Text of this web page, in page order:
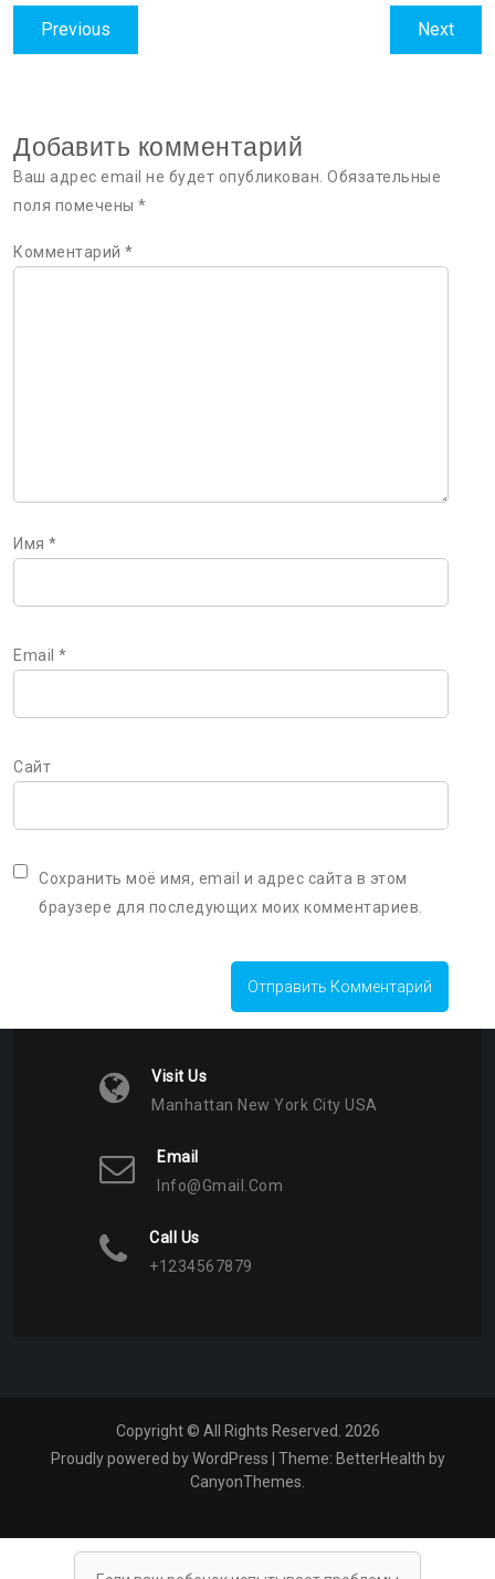
Навигация
по
Previous
post:
NextNext
post:
Добавить комментарий
Ваш адрес email не будет опубликован. Обязательные
поля помечены *
Комментарий *
Имя *
Email *
Сайт
Сохранить моё имя, email и адрес сайта в этом
браузере для последующих моих комментариев.
Visit Us
Manhattan New York City USA
Email
Info@gmail.com
Call Us
+1234567879
Copyright © All Rights Reserved. 2026
Proudly powered by WordPress
Theme: BetterHealth by
CanyonThemes.